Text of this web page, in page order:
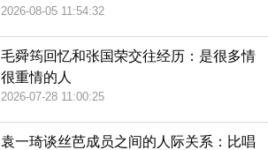
2026-08-05 11:54:32
毛舜筠回忆和张国荣交往经历：是很多情
很重情的人
2026-07-28 11:00:25
袁一琦谈丝芭成员之间的人际关系：比唱